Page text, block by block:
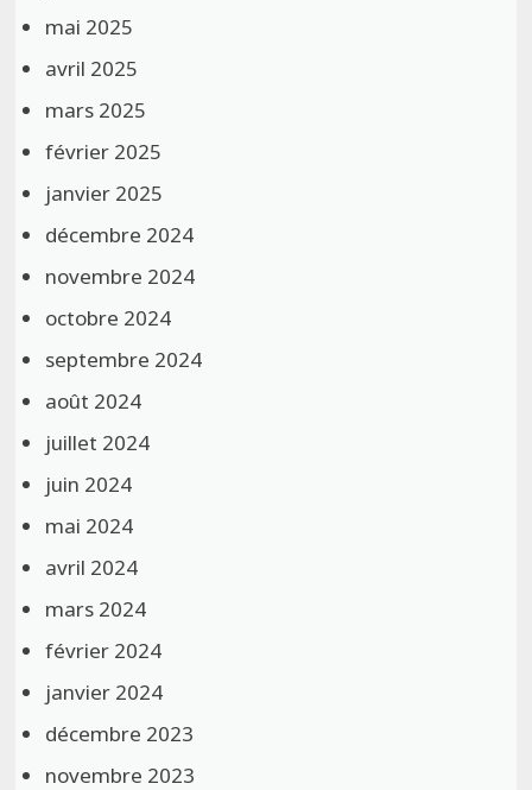
mai 2025
avril 2025
mars 2025
février 2025
janvier 2025
décembre 2024
novembre 2024
octobre 2024
septembre 2024
août 2024
juillet 2024
juin 2024
mai 2024
avril 2024
mars 2024
février 2024
janvier 2024
décembre 2023
novembre 2023